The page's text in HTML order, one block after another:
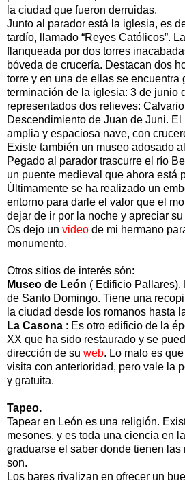
la ciudad que fueron derruidas.
Junto al parador está la iglesia, es
tardío, llamado “Reyes Católicos”.
flanqueada por dos torres
bóveda de crucería. Destacan dos
torre y en una de ellas se encuentra
terminación de la iglesia: 3 de junio
representados dos relieves:
Descendimiento de Juan de Juni.
amplia y espaciosa nave, con
Existe también un museo adosado
Pegado al parador trascurre el río
un puente medieval que ahora está
Últimamente se ha realizado un
entorno para darle el valor que el
dejar de ir por la noche y apreciar
Os dejo un video de mi hermano
monumento.
Otros sitios de interés són:
Museo de León ( Edificio Pallares).
de Santo Domingo. Tiene una
la ciudad desde los romanos hasta
La Casona : Es otro edificio de la
XX que ha sido restaurado y se
dirección de su web. Lo malo es
visita con anterioridad, pero vale la
y gratuita.
Tapeo.
Tapear en León es una religión.
mesones, y es toda una ciencia en
graduarse el saber donde tienen
son.
Los bares rivalizan en ofrecer un